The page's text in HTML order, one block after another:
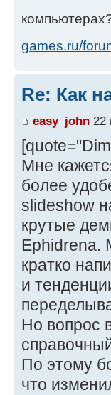
games.ru/
Re: Как
easy_john 22
Мне
более
slideshow
крутые
Ephidrena.
кратко
и
Но вопрос
По этому
что